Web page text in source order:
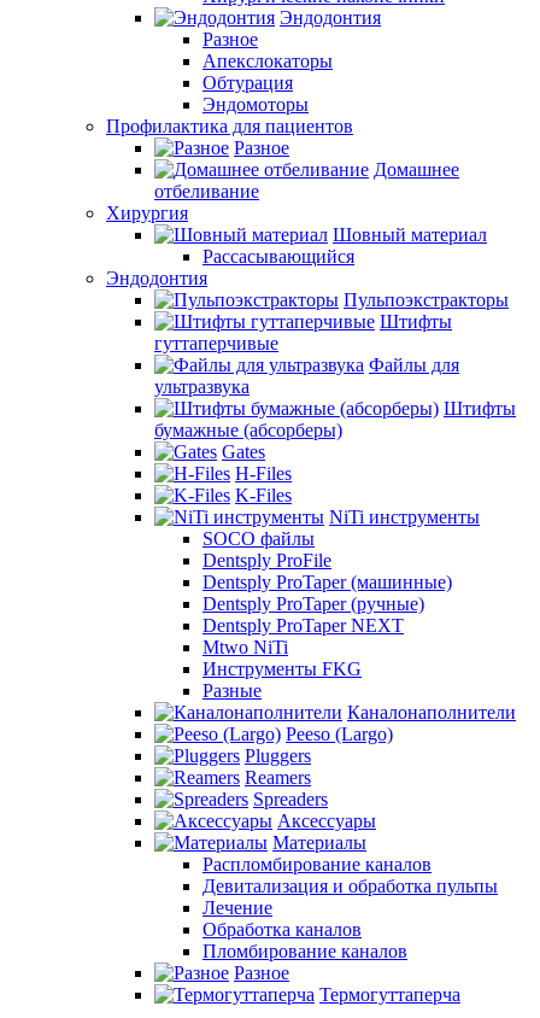
Эндодонтия
Разное
Апекслокаторы
Обтурация
Эндомоторы
Профилактика для пациентов
Разное
Домашнее
отбеливание
Хирургия
Шовный материал
Рассасывающийся
Эндодонтия
Пульпоэкстракторы
Штифты
гуттаперчивые
Файлы для
ультразвука
Штифты
бумажные (абсорберы)
Gates
H-Files
K-Files
NiTi инструменты
SOCO файлы
Dentsply ProFile
Dentsply ProTaper (машинные)
Dentsply ProTaper (ручные)
Dentsply ProTaper NEXT
Mtwo NiTi
Инструменты FKG
Разные
Каналонаполнители
Peeso (Largo)
Pluggers
Reamers
Spreaders
Аксессуары
Материалы
Распломбирование каналов
Девитализация и обработка пульпы
Лечение
Обработка каналов
Пломбирование каналов
Разное
Термогуттаперча